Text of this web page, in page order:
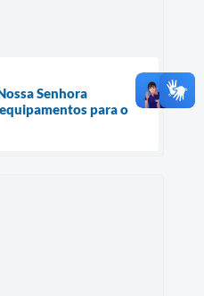
Senhora
para o